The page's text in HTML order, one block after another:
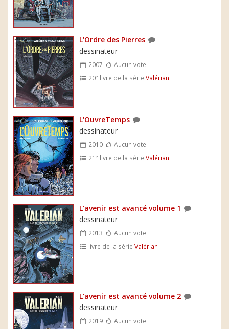
L'Ordre des Pierres
dessinateur
2007
Aucun vote
20e livre de la sérieValérian
L'OuvreTemps
dessinateur
2010
Aucun vote
21e livre de la sérieValérian
L'avenir est avancé volume 1
dessinateur
2013
Aucun vote
livre de la sérieValérian
L'avenir est avancé volume 2
dessinateur
2019
Aucun vote